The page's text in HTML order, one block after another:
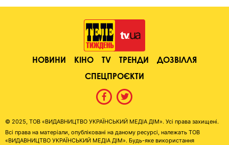
НОВИНИ КІНО TV ТРЕНДИ
ДОЗВІЛЛЯ
СПЕЦПРОЄКТИ
© 2025, ТОВ «ВИДАВНИЦТВО УКРАЇНСЬКИЙ МЕДІА ДІМ». Усі права захищені.
Всі права на матеріали, опубліковані на даному ресурсі, належать ТОВ
«ВИДАВНИЦТВО УКРАЇНСЬКИЙ МЕДІА ДІМ». Будь-яке використання